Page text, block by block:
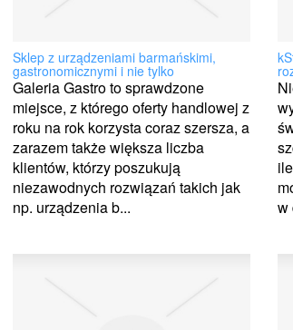
Sklep z urządzeniami barmańskimi,
gastronomicznymi i nie tylko
Galeria Gastro to sprawdzone
miejsce, z którego oferty handlowej z
roku na rok korzysta coraz szersza, a
zarazem także większa liczba
klientów, którzy poszukują
niezawodnych rozwiązań takich jak
np. urządzenia b...
w